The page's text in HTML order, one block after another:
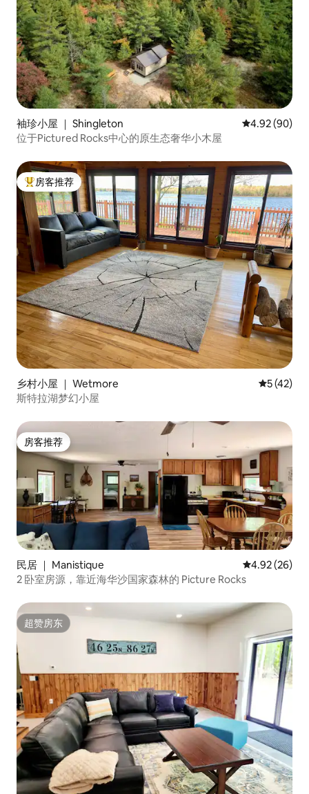
袖珍小屋 ｜ Shingleton 平均评分 4.92
4.92 (90)
位于Pictured Rocks中心的原生态奢华小木屋
热门「房客推荐」
房客推荐
乡村小屋 ｜ Wetmore 平均评分
5 (42)
斯特拉湖梦幻小屋
房客推荐
房客推荐
民居 ｜ Manistique 平均评分
4.92 (26)
2 卧室房源，靠近海华沙国家森林的 Picture Rocks
超赞房东
超赞房东